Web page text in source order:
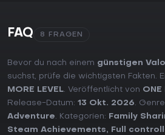
FAQ 8 FRAGEN
Bevor du nach einem günstigen
suchst, prüfe die wichtigsten Fakten.
MORE LEVEL. Veröffentlicht von ONE
Release-Datum: 13 Okt. 2026.
Adventure. Kategorien: Family
Steam Achievements, Full